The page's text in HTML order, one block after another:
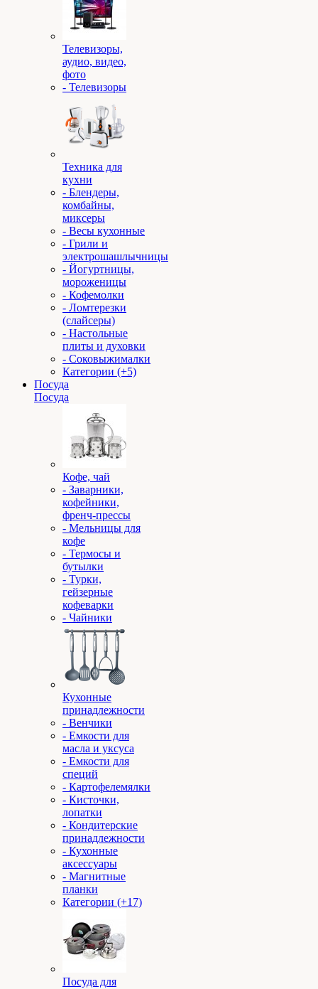
Телевизоры,
аудио, видео,
фото
- Телевизоры
Техника для
кухни
- Блендеры,
комбайны,
миксеры
- Весы кухонные
- Грили и
электрошашлычницы
- Йогуртницы,
мороженицы
- Кофемолки
- Ломтерезки
(слайсеры)
- Настольные
плиты и духовки
- Соковыжималки
Категории (+5)
Посуда
Посуда
Кофе, чай
- Заварники,
кофейники,
френч-прессы
- Мельницы для
кофе
- Термосы и
бутылки
- Турки,
гейзерные
кофеварки
- Чайники
Кухонные
принадлежности
- Венчики
- Емкости для
масла и уксуса
- Емкости для
специй
- Картофелемялки
- Кисточки,
лопатки
- Кондитерские
принадлежности
- Кухонные
аксессуары
- Магнитные
планки
Категории (+17)
Посуда для